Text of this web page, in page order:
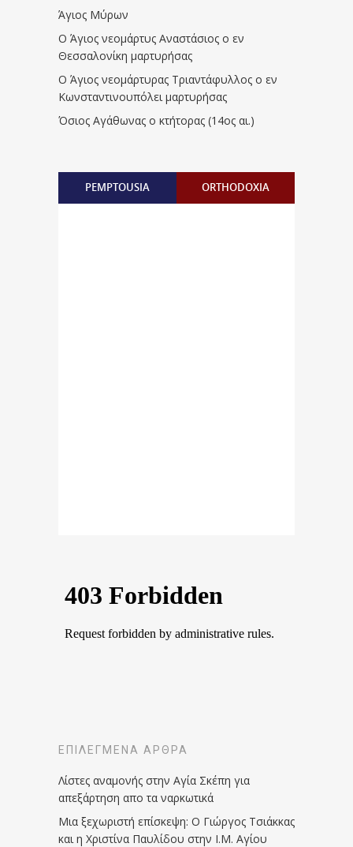
Άγιος Μύρων
Ο Άγιος νεομάρτυς Αναστάσιος ο εν
Θεσσαλονίκη μαρτυρήσας
Ο Άγιος νεομάρτυρας Τριαντάφυλλος ο εν
Κωνσταντινουπόλει μαρτυρήσας
Όσιος Αγάθωνας ο κτήτορας (14ος αι.)
PEMPTOUSIA ORTHODOXIA
ΕΠΙΛΕΓΜΈΝΑ ΆΡΘΡΑ
Λίστες αναμονής στην Αγία Σκέπη για
απεξάρτηση απο τα ναρκωτικά
Μια ξεχωριστή επίσκεψη: Ο Γιώργος Τσιάκκας
και η Χριστίνα Παυλίδου στην Ι.Μ. Αγίου